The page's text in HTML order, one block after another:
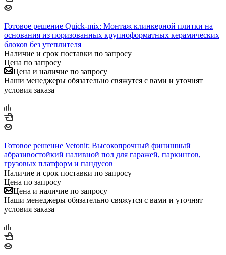
Готовое решение Quick-mix: Монтаж клинкерной плитки на
основания из поризованных крупноформатных керамических
блоков без утеплителя
Наличие и срок поставки по запросу
Цена по запросу
Цена и наличие по запросу
Наши менеджеры обязательно свяжутся с вами и уточнят
условия заказа
Готовое решение Vetonit: Высокопрочный финишный
абразивостойкий наливной пол для гаражей, паркингов,
грузовых платформ и пандусов
Наличие и срок поставки по запросу
Цена по запросу
Цена и наличие по запросу
Наши менеджеры обязательно свяжутся с вами и уточнят
условия заказа